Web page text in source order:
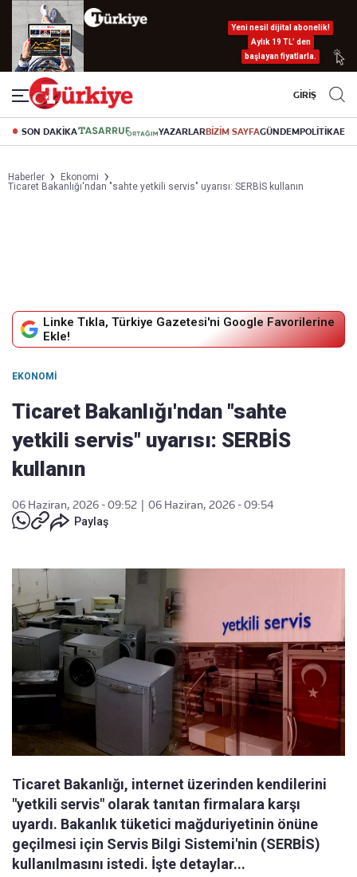
Yeni nesil dijital abonelik!
Aylık 19 TL’ den
başlayan fiyatlarla.
GİRİŞ
SON DAKİKA YAZARLARBİZİM SAYFAGÜNDEMPOLİTİKA
Haberler
Ekonomi
Ticaret Bakanlığı'ndan "sahte yetkili servis" uyarısı: SERBİS kullanın
Linke Tıkla, Türkiye Gazetesi'ni Google Favorilerine
Ekle!
EKONOMI
Ticaret Bakanlığı'ndan "sahte
yetkili servis" uyarısı: SERBİS
kullanın
06 Haziran, 2026 - 09:52
06 Haziran, 2026 - 09:54
Paylaş
Ticaret Bakanlığı, internet üzerinden kendilerini
"yetkili servis" olarak tanıtan firmalara karşı
uyardı. Bakanlık tüketici mağduriyetinin önüne
geçilmesi için Servis Bilgi Sistemi'nin (SERBİS)
kullanılmasını istedi. İşte detaylar...